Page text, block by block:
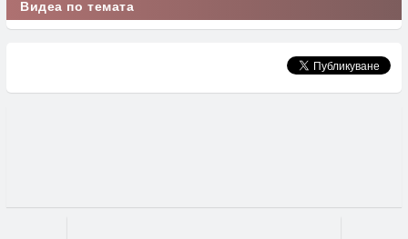
Видеа по темата